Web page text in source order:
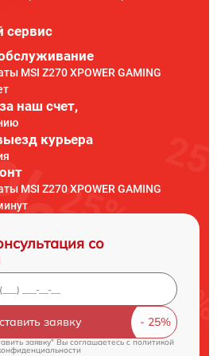
сервис
MSI Z270 XPOWER GAMING
наш счет,
курьера
MSI Z270 XPOWER GAMING
со
заявку
заявку" Вы соглашаетесь cполитикой